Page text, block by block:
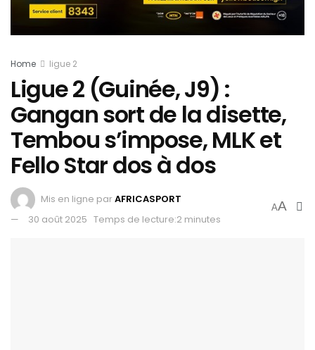
Home ligue 2
Ligue 2 (Guinée, J9) :
Gangan sort de la disette,
Tembou s’impose, MLK et
Fello Star dos à dos
Mis en ligne parAFRICASPORT
30 août 2025 Temps de lecture:2 minutes
AA